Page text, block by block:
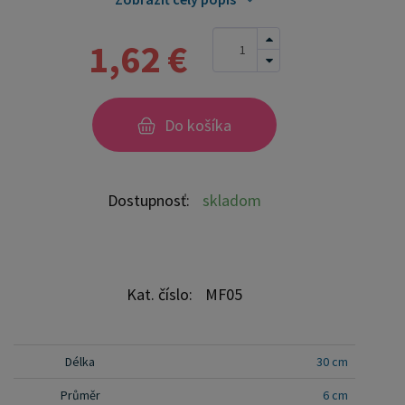
1,62 €
Do košíka
Dostupnosť: skladom
Kat. číslo: MF05
Délka 30 cm
Průměr 6 cm